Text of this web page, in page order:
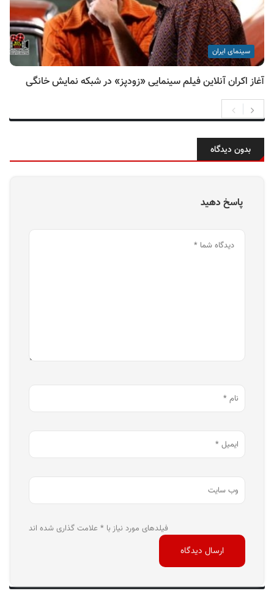
سینمای ایران
آغاز اکران آنلاین فیلم سینمایی «زودپز» در شبکه نمایش خانگی
بدون دیدگاه
پاسخ دهید
فیلدهای مورد نیاز با * علامت گذاری شده اند